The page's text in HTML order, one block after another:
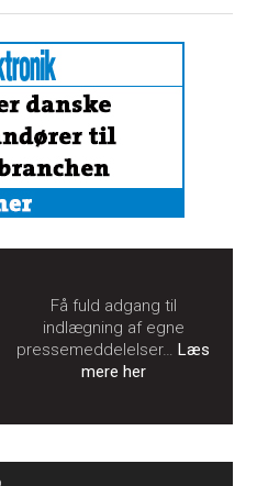
Få fuld adgang til
indlægning af egne
pressemeddelelser…Læs
mere her